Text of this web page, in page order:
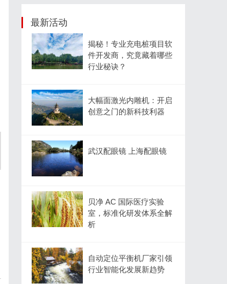
最新活动
揭秘！专业充电桩项目软
件开发商，究竟藏着哪些
行业秘诀？
大幅面激光内雕机：开启
创意之门的新科技利器
武汉配眼镜 上海配眼镜
贝净 AC 国际医疗实验
室，标准化研发体系全解
析
自动定位平衡机厂家引领
行业智能化发展新趋势